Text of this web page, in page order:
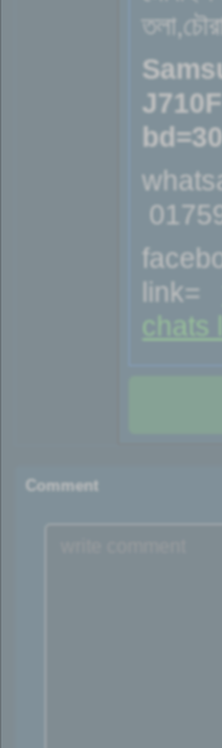
link=
chats
Comment